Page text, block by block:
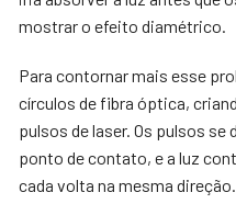
mostrar o efeito diamétrico.
Para contornar mais esse
círculos de fibra óptica,
pulsos de laser. Os pulsos
ponto de contato, e a luz
cada volta na mesma direção.